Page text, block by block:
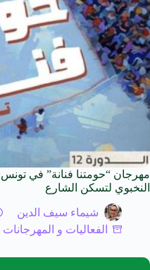
مهرجان “حومتنا فنانة” في تونس:
النخبوي لتسكن الشارع
شيماء سيف الدين
الفعاليات و